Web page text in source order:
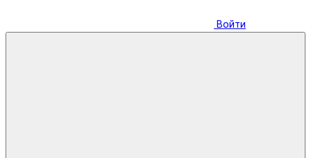
Войти